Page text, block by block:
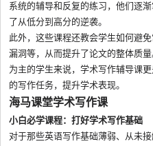
系统的辅导和反复的练习，他们逐
了从低分到高分的逆袭。
此外，这些课程还教会学生如何避
漏洞等，从而提升了论文的整体质
为主的学生来说，学术写作辅导课
的写作任务，提升学术表现。
海马课堂学术写作课
小白必学课程：打好学术写作基础
对于那些英语写作基础薄弱、从未